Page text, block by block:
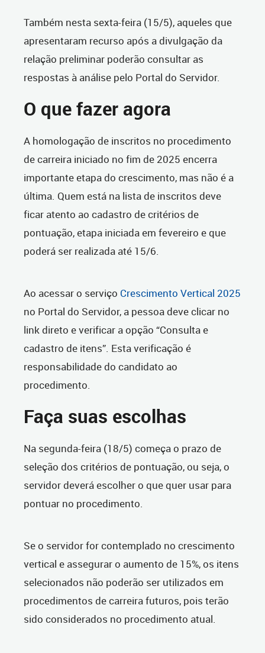
Também nesta sexta-feira (15/5), aqueles que
apresentaram recurso após a divulgação da
relação preliminar poderão consultar as
respostas à análise pelo Portal do Servidor.
O que fazer agora
A homologação de inscritos no procedimento
de carreira iniciado no fim de 2025 encerra
importante etapa do crescimento, mas não é a
última. Quem está na lista de inscritos deve
ficar atento ao cadastro de critérios de
pontuação, etapa iniciada em fevereiro e que
poderá ser realizada até 15/6.
Ao acessar o serviço Crescimento Vertical 2025
no Portal do Servidor, a pessoa deve clicar no
link direto e verificar a opção “Consulta e
cadastro de itens”. Esta verificação é
responsabilidade do candidato ao
procedimento.
Faça suas escolhas
Na segunda-feira (18/5) começa o prazo de
seleção dos critérios de pontuação, ou seja, o
servidor deverá escolher o que quer usar para
pontuar no procedimento.
Se o servidor for contemplado no crescimento
vertical e assegurar o aumento de 15%, os itens
selecionados não poderão ser utilizados em
procedimentos de carreira futuros, pois terão
sido considerados no procedimento atual.